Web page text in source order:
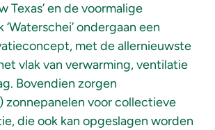
Texas’ en de voormalige
ondergaan een
met de allernieuwste
vlak van verwarming, ventilatie
Bovendien zorgen
zonnepanelen voor collectieve
die ook kan opgeslagen worden